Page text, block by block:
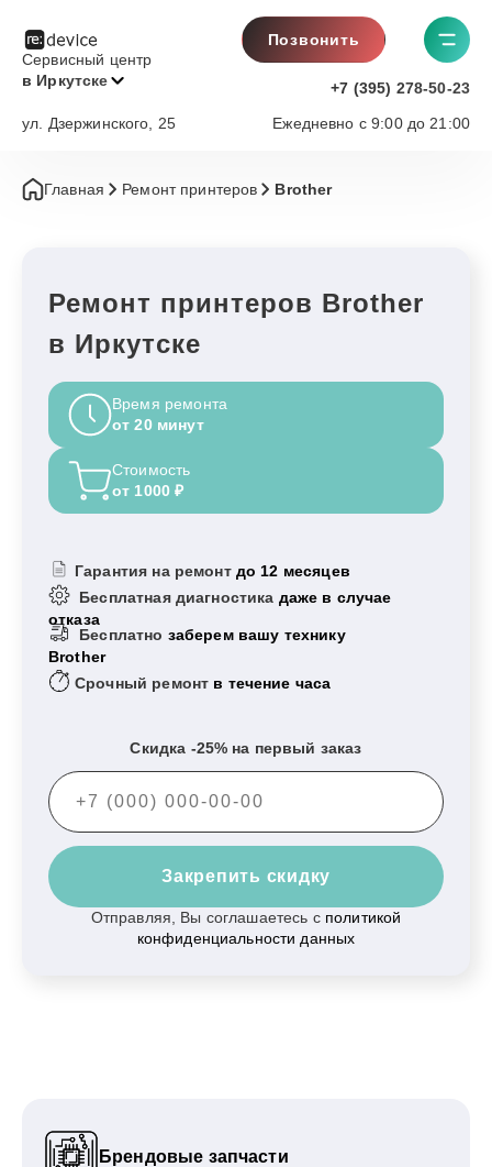
Сервисный центр
в Иркутске
Позвонить
+7 (395) 278-50-23
Ежедневно с 9:00 до 21:00
ул. Дзержинского, 25
Главная Ремонт принтеров Brother
Ремонт принтеров Brother
в Иркутске
Время ремонта
от 20 минут
Стоимость
от 1000 ₽
Гарантия на ремонт до 12 месяцев
Бесплатная диагностика даже в случае
отказа
Бесплатно заберем вашу технику
Brother
Срочный ремонт в течение часа
Скидка -25% на первый заказ
Закрепить скидку
Отправляя, Вы соглашаетесь с политикой
конфиденциальности данных
Брендовые запчасти